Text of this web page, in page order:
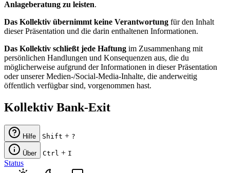
Anlageberatung zu leisten.
Das Kollektiv übernimmt keine Verantwortung für den Inhalt
dieser Präsentation und die darin enthaltenen Informationen.
Das Kollektiv schließt jede Haftung im Zusammenhang mit
persönlichen Handlungen und Konsequenzen aus, die du
möglicherweise aufgrund der Informationen in dieser Präsentation
oder unserer Medien-/Social-Media-Inhalte, die anderweitig
öffentlich verfügbar sind, vorgenommen hast.
Kollektiv Bank-Exit
Hilfe Shift + ?
Über Ctrl + I
Status